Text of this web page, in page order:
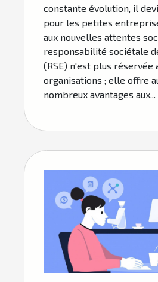
constante évolution, il
pour les petites
aux nouvelles attentes
responsabilité sociétale
(RSE) n'est plus réservée
organisations ; elle offre
nombreux avantages aux...